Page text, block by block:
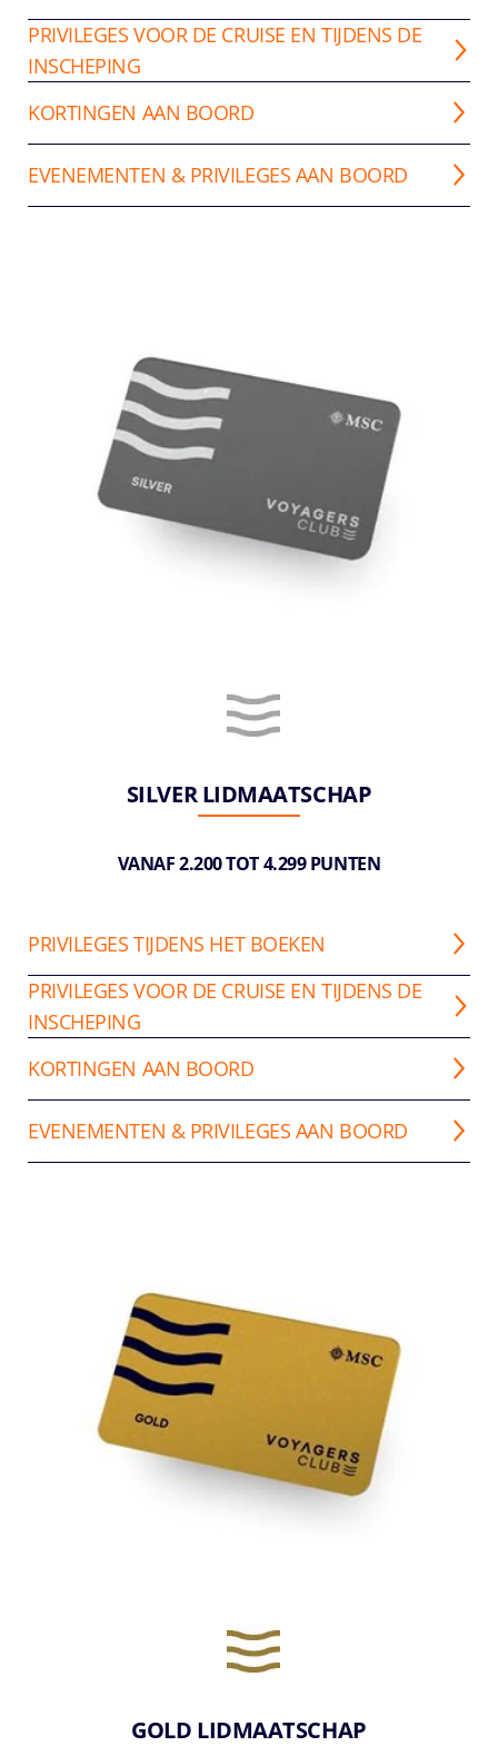
PRIVILEGES VOOR DE CRUISE EN TIJDENS DE
INSCHEPING
KORTINGEN AAN BOORD
EVENEMENTEN & PRIVILEGES AAN BOORD
SILVER LIDMAATSCHAP
VANAF 2.200 TOT 4.299 PUNTEN
PRIVILEGES TIJDENS HET BOEKEN
PRIVILEGES VOOR DE CRUISE EN TIJDENS DE
INSCHEPING
KORTINGEN AAN BOORD
EVENEMENTEN & PRIVILEGES AAN BOORD
GOLD LIDMAATSCHAP